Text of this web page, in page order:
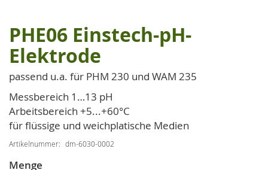
Zum
Anfang
der
Bildgalerie
PHE06 Einstech-pH-
Elektrode
passend u.a. für PHM 230 und WAM 235
Messbereich 1…13 pH
Arbeitsbereich +5...+60°C
für flüssige und weichplatische Medien
Artikelnummer dm-6030-0002
Menge